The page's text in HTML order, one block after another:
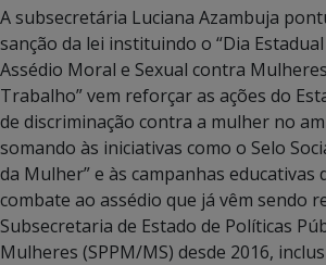
A subsecretária Luciana Azambuja
sanção da lei instituindo o “Dia
Assédio Moral e Sexual contra
Trabalho” vem reforçar as ações do
de discriminação contra a mulher no
somando às iniciativas como o Selo
da Mulher” e às campanhas educativas
combate ao assédio que já vêm sendo
Subsecretaria de Estado de Políticas
Mulheres (SPPM/MS) desde 2016,